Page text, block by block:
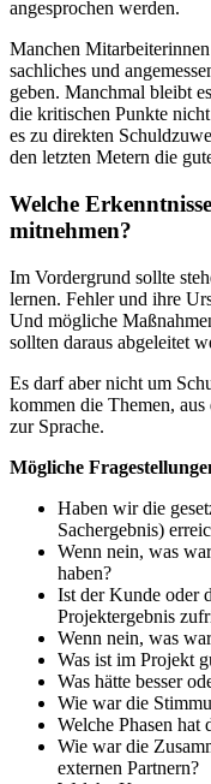
angesprochen werden.
Manchen
sachliches und
geben. Manchmal bleibt
die kritischen Punkte
es zu direkten
den letzten Metern die
Welche
mitnehmen?
Im Vordergrund sollte
lernen. Fehler und ihre
Und mögliche
sollten daraus abgeleitet
Es darf aber nicht um
kommen die Themen,
zur Sprache.
Mögliche
Haben wir die
Sachergebnis)
Wenn nein, was
haben?
Ist der Kunde oder
Projektergebnis
Wenn nein, was
Was ist im Projekt
Was hätte besser
Wie war die
Welche Phasen hat
Wie war die
externen Partnern?